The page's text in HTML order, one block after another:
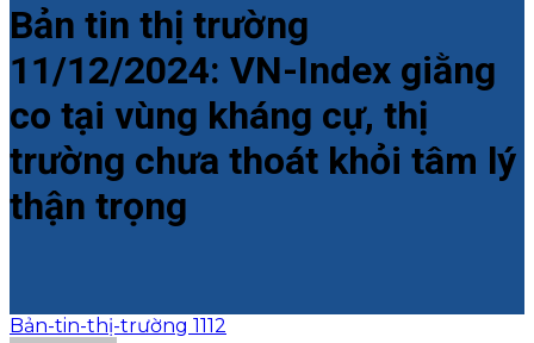
Bản tin thị trường
11/12/2024: VN-Index giằng
co tại vùng kháng cự, thị
trường chưa thoát khỏi tâm lý
thận trọng
Bản-tin-thị-trường 1112